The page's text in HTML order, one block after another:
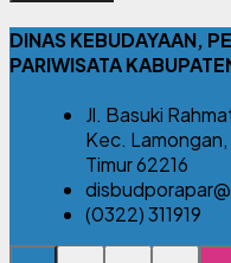
DINAS KEBUDAYAAN,
PARIWISATA
Jl. Basuki
Kec.
Timur 62216
(0322) 311919